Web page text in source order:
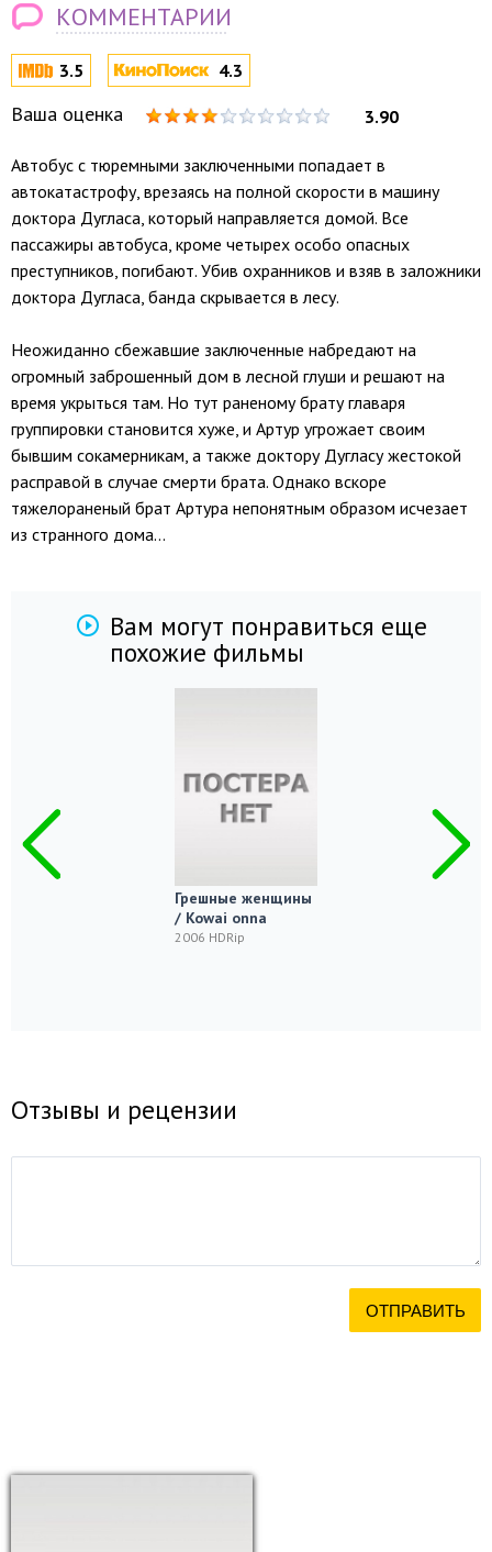
3.5 4.3
Ваша оценка 3.90
Автобус с тюремными заключенными попадает в
автокатастрофу, врезаясь на полной скорости в машину
доктора Дугласа, который направляется домой. Все
пассажиры автобуса, кроме четырех особо опасных
преступников, погибают. Убив охранников и взяв в заложники
доктора Дугласа, банда скрывается в лесу.
Неожиданно сбежавшие заключенные набредают на
огромный заброшенный дом в лесной глуши и решают на
время укрыться там. Но тут раненому брату главаря
группировки становится хуже, и Артур угрожает своим
бывшим сокамерникам, а также доктору Дугласу жестокой
расправой в случае смерти брата. Однако вскоре
тяжелораненый брат Артура непонятным образом исчезает
из странного дома...
КОММЕНТАРИИ
Вам могут понравиться еще
похожие фильмы
Грешные женщины
/ Kowai onna
2006 HDRip
Отзывы и рецензии